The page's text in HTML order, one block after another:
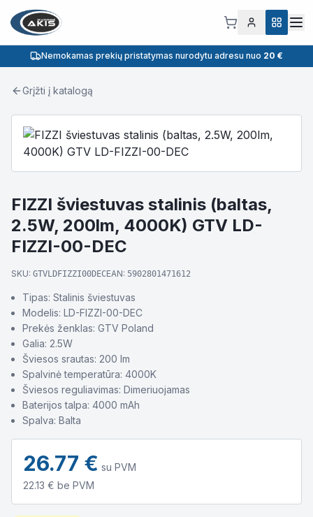
Nemokamas prekių pristatymas nurodytu adresu nuo 20 €
Grįžti į katalogą
FIZZI šviestuvas stalinis (baltas,
2.5W, 200lm, 4000K) GTV LD-
FIZZI-00-DEC
SKU: GTVLDFIZZI00DECEAN: 5902801471612
Tipas: Stalinis šviestuvas
Modelis: LD-FIZZI-00-DEC
Prekės ženklas: GTV Poland
Galia: 2.5W
Šviesos srautas: 200 lm
Spalvinė temperatūra: 4000K
Šviesos reguliavimas: Dimeriuojamas
Baterijos talpa: 4000 mAh
Spalva: Balta
26.77 € su PVM
22.13 € be PVM